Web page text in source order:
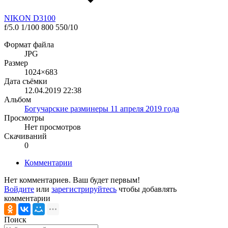
NIKON D3100
f/5.0 1/100 800 550/10
Формат файла
JPG
Размер
1024×683
Дата съёмки
12.04.2019 22:38
Альбом
Богучарские разминеры 11 апреля 2019 года
Просмотры
Нет просмотров
Скачиваний
0
Комментарии
Нет комментариев. Ваш будет первым!
Войдите или зарегистрируйтесь чтобы добавлять
комментарии
Поиск